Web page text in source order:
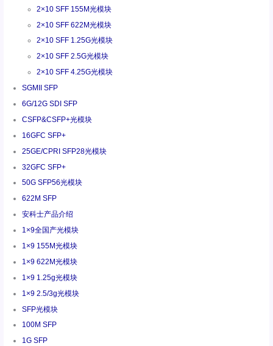
2×10 SFF 155M光模块
2×10 SFF 622M光模块
2×10 SFF 1.25G光模块
2×10 SFF 2.5G光模块
2×10 SFF 4.25G光模块
SGMII SFP
6G/12G SDI SFP
CSFP&CSFP+光模块
16GFC SFP+
25GE/CPRI SFP28光模块
32GFC SFP+
50G SFP56光模块
622M SFP
安科士产品介绍
1×9全国产光模块
1×9 155M光模块
1×9 622M光模块
1×9 1.25g光模块
1×9 2.5/3g光模块
SFP光模块
100M SFP
1G SFP